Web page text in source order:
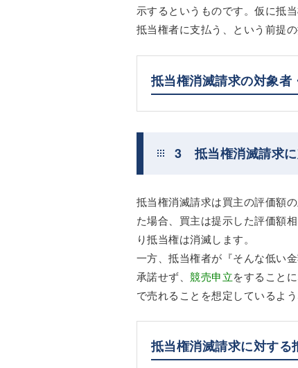
示するというものです。仮に抵
抵当権者に支払う、という前提
抵当権消滅請求の対象者
3 抵当権消滅請求
抵当権消滅請求は買主の評価額
た場合、買主は提示した評価額
り抵当権は消滅します。
一方、抵当権者が『そんな低い
承諾せず、競売申立をすること
で売れることを想定しているよう
抵当権消滅請求に対する